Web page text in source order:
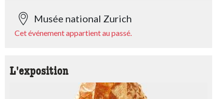
Musée national Zurich
Cet événement appartient au passé.
L'exposition